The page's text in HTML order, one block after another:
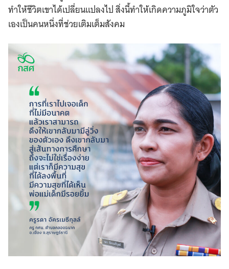
ทำให้ชีวิตเขาได้เปลี่ยนแปลงไป สิ่งนี้ทำให้เกิดความภูมิใจว่าตัว
เองเป็นคนหนึ่งที่ช่วยเติมเต็มสังคม